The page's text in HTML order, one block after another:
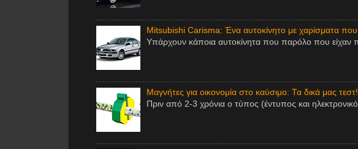
Mitsubishi Carisma: Ένα αυτοκίνητο με χαρίσματα που
Υπάρχουν κάποια αυτοκίνητα που παρόλο που είχαν
Μαγνήτες για οικονομία στο καύσιμο: Τα δικά μας τεστ!
Πριν από 2-3 χρόνια ο τύπος (έντυπος και